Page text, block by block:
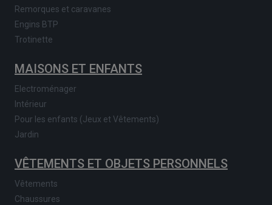
Remorques et caravanes
Engins BTP
Trotinette
MAISONS ET ENFANTS
Electroménager
Intérieur
Pour les enfants (Jeux et Vêtements)
Jardin
VÊTEMENTS ET OBJETS PERSONNELS
Vêtements
Chaussures